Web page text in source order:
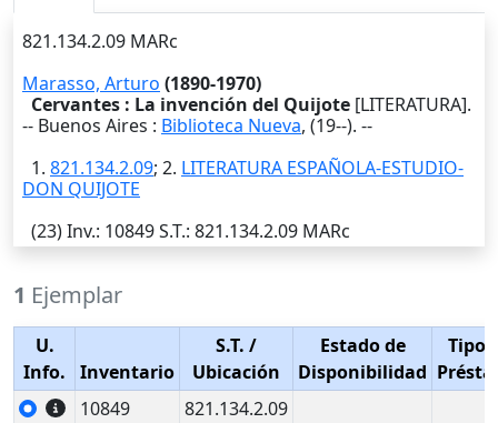
821.134.2.09 MARc
Marasso, Arturo (1890-1970)
Cervantes : La invención del Quijote [LITERATURA].
-- Buenos Aires : Biblioteca Nueva, (19--). --
1. 821.134.2.09; 2. LITERATURA ESPAÑOLA-ESTUDIO-
DON QUIJOTE
(23)Inv.: 10849S.T.: 821.134.2.09 MARc
1 Ejemplar
U.
Info.
Inventario
S.T. /
Ubicación
Estado de
Disponibilidad
Tipo
10849
821.134.2.09